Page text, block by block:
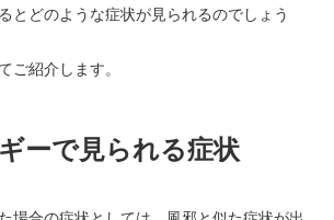
とどのような症状が見られるのでしょう
ご紹介します。
ーで見られる症状